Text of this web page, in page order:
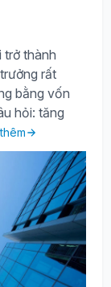
trở thành
rất
bằng vốn
hỏi: tăng